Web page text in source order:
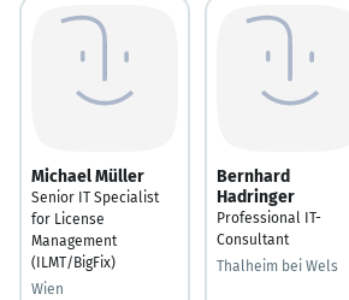
Michael Müller
Senior IT Specialist
for License
Management
(ILMT/BigFix)
Wien
Bernhard
Hadringer
Professional IT-
Consultant
Thalheim bei Wels